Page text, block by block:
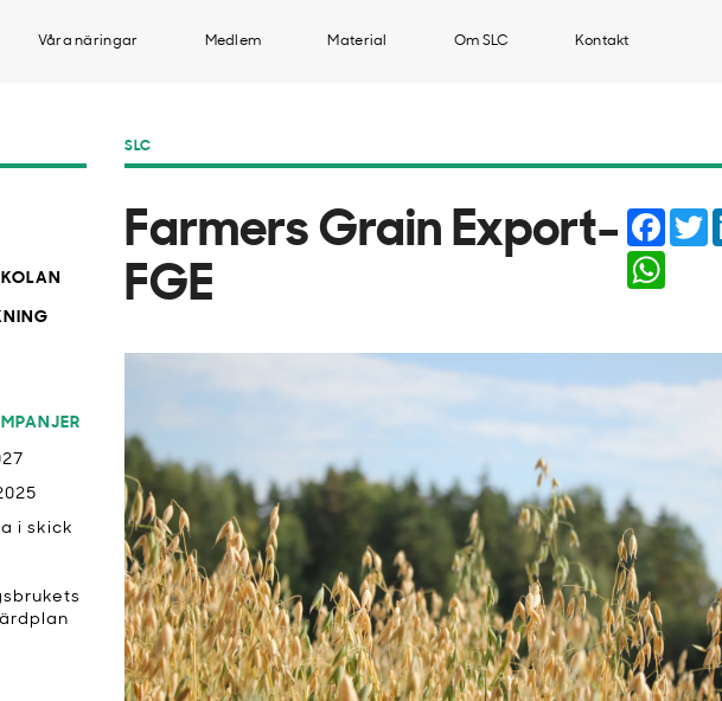
Våra näringar Medlem Material Om SLC Kontakt
SLC
Farmers Grain Export-
FGE
i skick